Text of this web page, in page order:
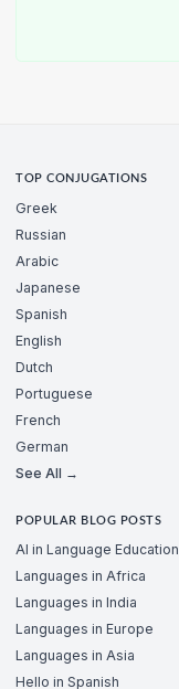
TOP CONJUGATIONS
Greek
Russian
Arabic
Japanese
Spanish
English
Dutch
Portuguese
French
German
See All →
POPULAR BLOG POSTS
AI in Language Education
Languages in Africa
Languages in India
Languages in Europe
Languages in Asia
Hello in Spanish